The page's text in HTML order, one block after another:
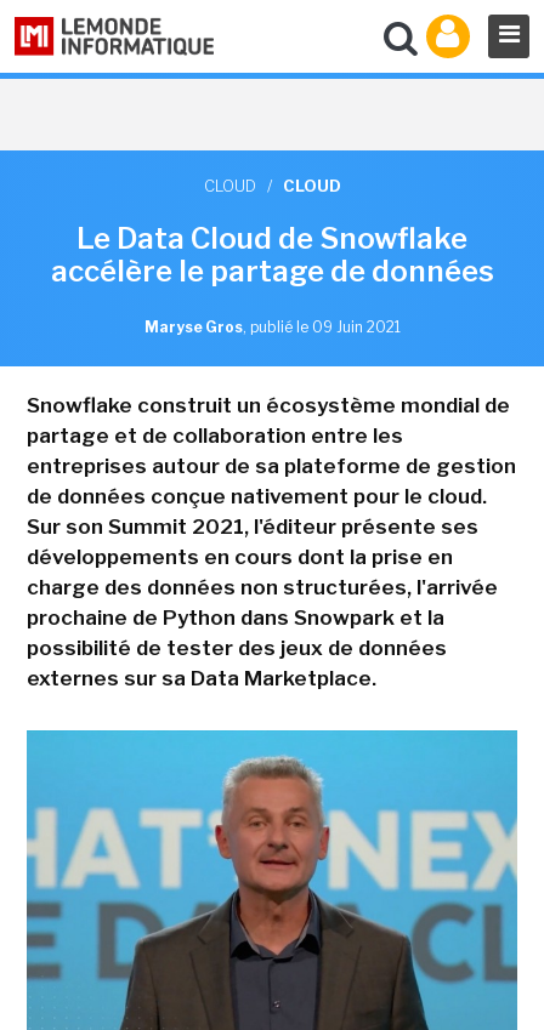
CLOUD / CLOUD
Le Data Cloud de Snowflake
accélère le partage de données
Maryse Gros, publié le 09 Juin 2021
Snowflake construit un écosystème mondial de
partage et de collaboration entre les
entreprises autour de sa plateforme de gestion
de données conçue nativement pour le cloud.
Sur son Summit 2021, l'éditeur présente ses
développements en cours dont la prise en
charge des données non structurées, l'arrivée
prochaine de Python dans Snowpark et la
possibilité de tester des jeux de données
externes sur sa Data Marketplace.